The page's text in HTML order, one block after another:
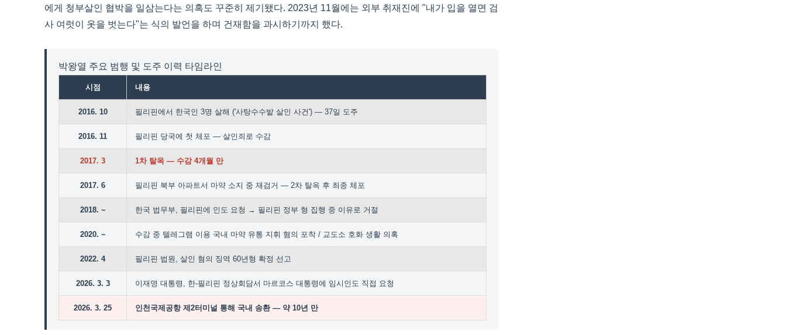
에게 청부살인 협박을 일삼는다는 의혹도 꾸준히 제기됐다. 2023년 11월에는 외부 취재진에 "내가 입을 열면 검
사 여럿이 옷을 벗는다"는 식의 발언을 하며 건재함을 과시하기까지 했다.
박왕열 주요 범행 및 도주 이력 타임라인
시점 내용
2016. 10 필리핀에서 한국인 3명 살해 ('사탕수수밭 살인 사건') — 37일 도주
2016. 11 필리핀 당국에 첫 체포 — 살인죄로 수감
2017. 3 1차 탈옥 — 수감 4개월 만
2017. 6 필리핀 북부 아파트서 마약 소지 중 재검거 — 2차 탈옥 후 최종 체포
2018. ~ 한국 법무부, 필리핀에 인도 요청 → 필리핀 정부 형 집행 중 이유로 거절
2020. ~ 수감 중 텔레그램 이용 국내 마약 유통 지휘 혐의 포착 / 교도소 호화 생활 의혹
2022. 4 필리핀 법원, 살인 혐의 징역 60년형 확정 선고
2026. 3. 3 이재명 대통령, 한-필리핀 정상회담서 마르코스 대통령에 임시인도 직접 요청
2026. 3. 25 인천국제공항 제2터미널 통해 국내 송환 — 약 10년 만